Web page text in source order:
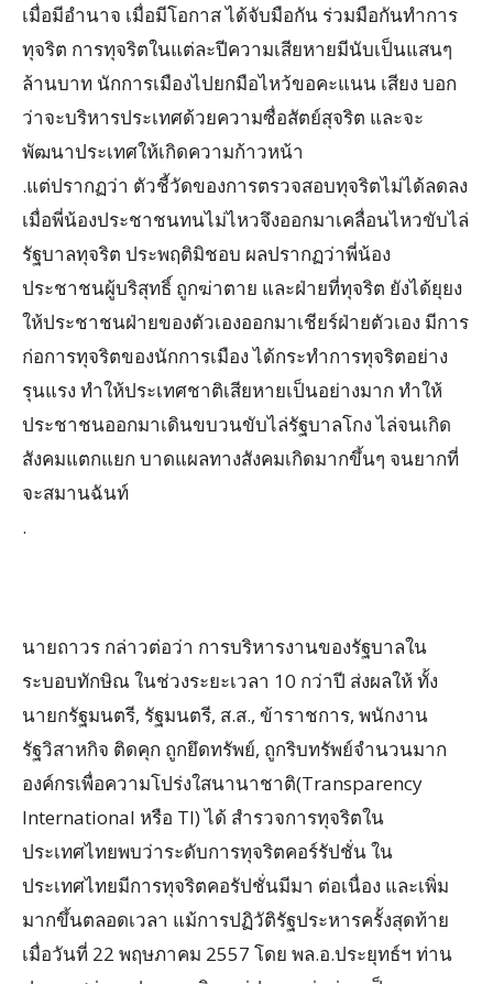
เมื่อมีอำนาจ เมื่อมีโอกาส ได้จับมือกัน ร่วมมือกันทำการ
ทุจริต การทุจริตในแต่ละปีความเสียหายมีนับเป็นแสนๆ
ล้านบาท นักการเมืองไปยกมือไหว้ขอคะแนน เสียง บอก
ว่าจะบริหารประเทศด้วยความซื่อสัตย์สุจริต และจะ
พัฒนาประเทศให้เกิดความก้าวหน้า
.แต่ปรากฏว่า ตัวชี้วัดของการตรวจสอบทุจริตไม่ได้ลดลง
เมื่อพี่น้องประชาชนทนไม่ไหวจึงออกมาเคลื่อนไหวขับไล่
รัฐบาลทุจริต ประพฤติมิชอบ ผลปรากฏว่าพี่น้อง
ประชาชนผู้บริสุทธิ์ ถูกฆ่าตาย และฝ่ายที่ทุจริต ยังได้ยุยง
ให้ประชาชนฝ่ายของตัวเองออกมาเชียร์ฝ่ายตัวเอง มีการ
ก่อการทุจริตของนักการเมือง ได้กระทำการทุจริตอย่าง
รุนแรง ทำให้ประเทศชาติเสียหายเป็นอย่างมาก ทำให้
ประชาชนออกมาเดินขบวนขับไล่รัฐบาลโกง ไล่จนเกิด
สังคมแตกแยก บาดแผลทางสังคมเกิดมากขึ้นๆ จนยากที่
จะสมานฉันท์
.
นายถาวร กล่าวต่อว่า การบริหารงานของรัฐบาลใน
ระบอบทักษิณ ในช่วงระยะเวลา 10 กว่าปี ส่งผลให้ ทั้ง
นายกรัฐมนตรี, รัฐมนตรี, ส.ส., ข้าราชการ, พนักงาน
รัฐวิสาหกิจ ติดคุก ถูกยึดทรัพย์, ถูกริบทรัพย์จำนวนมาก
องค์กรเพื่อความโปร่งใสนานาชาติ(Transparency
International หรือ TI) ได้ สำรวจการทุจริตใน
ประเทศไทยพบว่าระดับการทุจริตคอร์รัปชั่น ใน
ประเทศไทยมีการทุจริตคอรัปชั่นมีมา ต่อเนื่อง และเพิ่ม
มากขึ้นตลอดเวลา แม้การปฏิวัติรัฐประหารครั้งสุดท้าย
เมื่อวันที่ 22 พฤษภาคม 2557 โดย พล.อ.ประยุทธ์ฯ ท่าน